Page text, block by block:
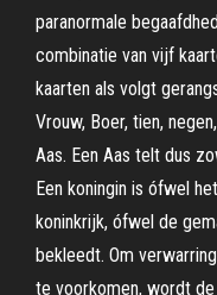
paranormale
combinatie van vijf
kaarten als volgt
Vrouw, Boer, tien,
Aas. Een Aas telt dus
Een koningin is ófwel
koninkrijk, ófwel de
bekleedt. Om
te voorkomen, wordt